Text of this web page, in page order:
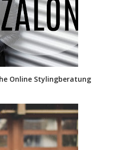
Online Stylingberatung